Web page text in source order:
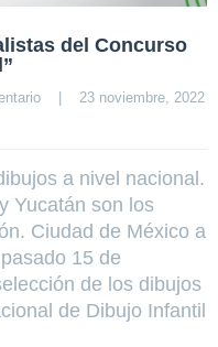
del Concurso
a nivel nacional.
Yucatán son los
Ciudad de México a
15 de
de los dibujos
de Dibujo Infantil